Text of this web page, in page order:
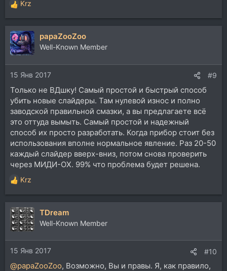
Р
е
а
к
ц
и
и
:
Krz
papaZooZoo
Well-Known Member
15 Янв 2017 #9
Только не ВДшку! Самый простой и быстрый способ
убить новые слайдеры. Там нулевой износ и полно
заводской правильной смазки, а вы предлагаете всё
это оттуда вымыть. Самый простой и надежный
способ их просто разработать. Когда прибор стоит без
использования вполне нормальное явление. Раз 20-50
каждый слайдер вверх-вниз, потом снова проверить
через МИДИ-ОХ. 99% что проблема будет решена.
Р
е
а
к
ц
и
и
:
Krz
TDream
Well-Known Member
15 Янв 2017 #10
@papaZooZoo, Возможно, Вы и правы. Я, как правило,